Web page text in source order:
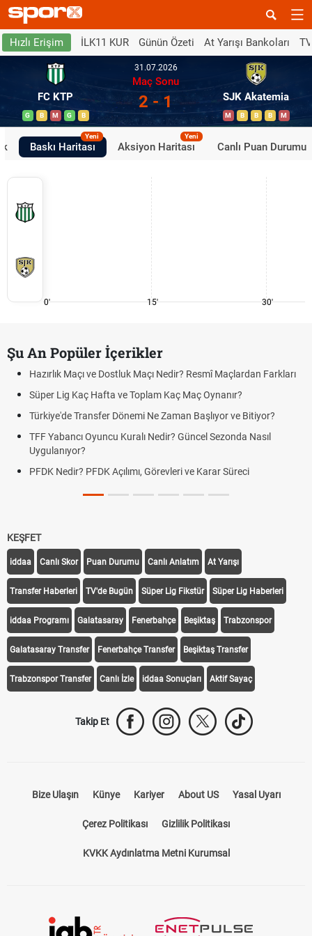
Hızlı Erişim İLK11 KUR Günün Özeti At Yarışı Bankoları
FC KTP
G B M G B
31.07.2026
Maç Sonu
2 - 1 SJK Akatemia
M B B B M
Baskı Haritası
Yeni
Aksiyon Haritası
Yeni
Canlı Puan Durumu
0' 15' 30'
Şu An Popüler İçerikler
Hazırlık Maçı ve Dostluk Maçı Nedir? Resmî Maçlardan Farkları
Süper Lig Kaç Hafta ve Toplam Kaç Maç Oynanır?
Türkiye'de Transfer Dönemi Ne Zaman Başlıyor ve Bitiyor?
TFF Yabancı Oyuncu Kuralı Nedir? Güncel Sezonda Nasıl
Uygulanıyor?
PFDK Nedir? PFDK Açılımı, Görevleri ve Karar Süreci
KEŞFET
iddaa Canlı Skor Puan Durumu Canlı Anlatım At Yarışı
Transfer Haberleri TV'de Bugün Süper Lig Fikstür Süper Lig Haberleri
iddaa Programı Galatasaray Fenerbahçe Beşiktaş Trabzonspor
Galatasaray Transfer Fenerbahçe Transfer Beşiktaş Transfer
Trabzonspor Transfer Canlı İzle iddaa Sonuçları Aktif Sayaç
Takip Et
Bize Ulaşın Künye Kariyer About US Yasal Uyarı
Çerez Politikası Gizlilik Politikası
KVKK Aydınlatma Metni Kurumsal